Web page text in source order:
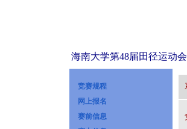
海南大学第48届田径运动会
竞赛规程
网上报名
赛前信息